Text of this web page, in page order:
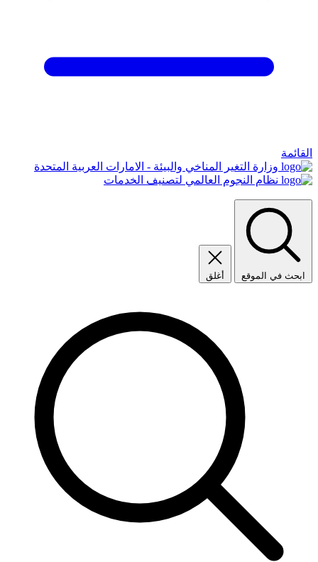
القائمة
وزارة التغير المناخي والبيئة - الامارات العربية المتحدة
نظام النجوم العالمي لتصنيف الخدمات
ابحث في الموقع أغلق